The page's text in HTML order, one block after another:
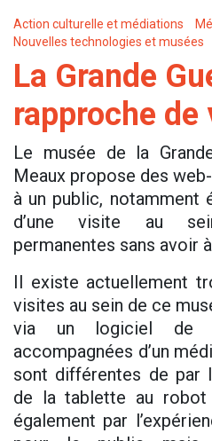
Action culturelle et médiations
Nouvelles technologies et musées
La Grande
rapproche de
Le musée de la
Meaux propose des
à un public, notamment
d’une visite au
permanentes sans avoir
Il existe actuellement
visites au sein de ce
via un logiciel de
accompagnées d’un
sont différentes de par
de la tablette au robot
également par